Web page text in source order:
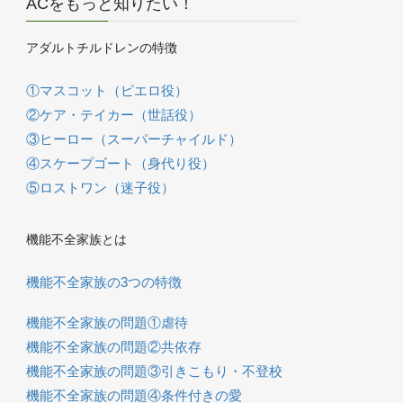
ACをもっと知りたい！
アダルトチルドレンの特徴
①マスコット（ピエロ役）
②ケア・テイカー（世話役）
③ヒーロー（スーパーチャイルド）
④スケープゴート（身代り役）
⑤ロストワン（迷子役）
機能不全家族とは
機能不全家族の3つの特徴
機能不全家族の問題①虐待
機能不全家族の問題②共依存
機能不全家族の問題③引きこもり・不登校
機能不全家族の問題④条件付きの愛